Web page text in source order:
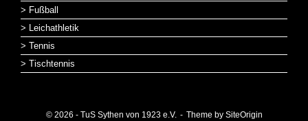
> Fußball
> Leichathletik
> Tennis
> Tischtennis
© 2026 - TuS Sythen von 1923 e.V. Theme by SiteOrigin